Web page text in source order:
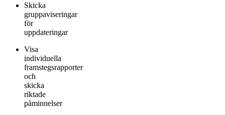
Skicka
gruppaviseringar
för
uppdateringar
Visa
individuella
framstegsrapporter
och
skicka
riktade
påminnelser